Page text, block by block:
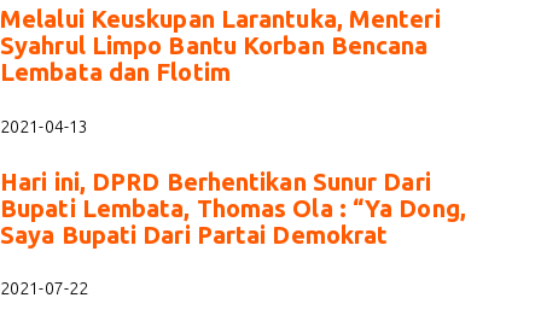
Melalui Keuskupan Larantuka, Menteri
Syahrul Limpo Bantu Korban Bencana
Lembata dan Flotim
2021-04-13
Hari ini, DPRD Berhentikan Sunur Dari
Bupati Lembata, Thomas Ola : “Ya Dong,
Saya Bupati Dari Partai Demokrat
2021-07-22